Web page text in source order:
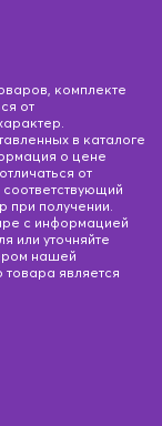
комплекте
от
в каталоге
о цене
от
при получении.
с информацией
или уточняйте
нашей
является